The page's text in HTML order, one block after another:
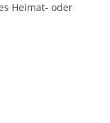
Heimat- oder